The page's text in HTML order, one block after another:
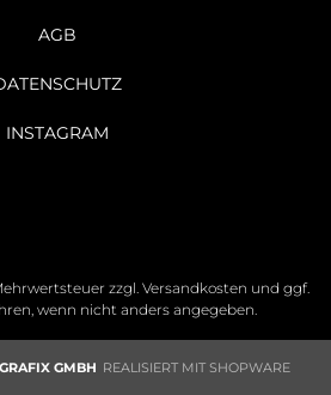
AGB
INSTAGRAM
zzgl. Versandkosten und ggf.
wenn nicht anders angegeben.
GMBH REALISIERT MIT SHOPWARE